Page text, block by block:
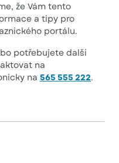
že Vám tento
a tipy pro
portálu.
potřebujete další
na
na 565 555 222.